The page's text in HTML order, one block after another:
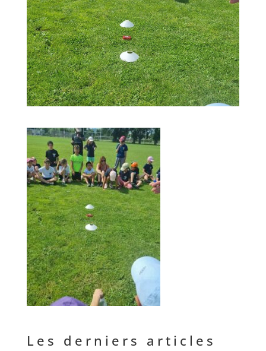
Les derniers articles